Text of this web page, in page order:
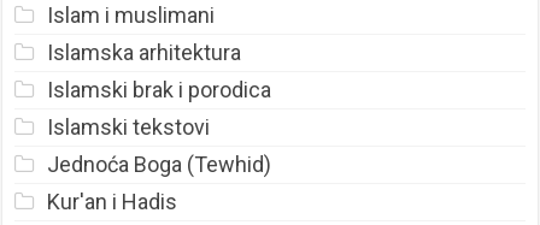
Islam i muslimani
Islamska arhitektura
Islamski brak i porodica
Islamski tekstovi
Jednoća Boga (Tewhid)
Kur'an i Hadis